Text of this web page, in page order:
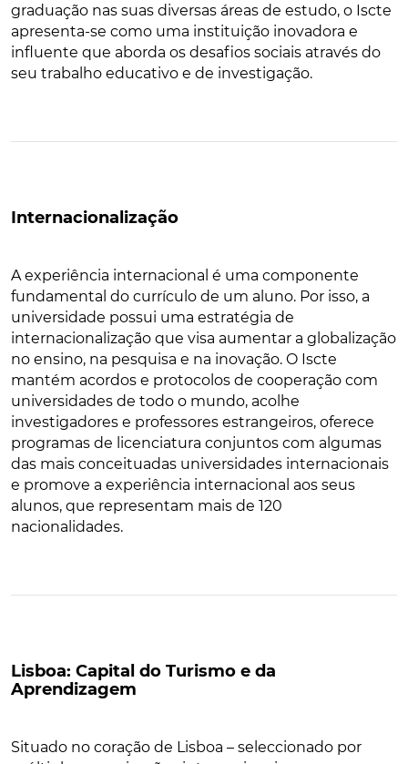
graduação nas suas diversas áreas de estudo, o Iscte
apresenta-se como uma instituição inovadora e
influente que aborda os desafios sociais através do
seu trabalho educativo e de investigação.
Internacionalização
A experiência internacional é uma componente
fundamental do currículo de um aluno. Por isso, a
universidade possui uma estratégia de
internacionalização que visa aumentar a globalização
no ensino, na pesquisa e na inovação. O Iscte
mantém acordos e protocolos de cooperação com
universidades de todo o mundo, acolhe
investigadores e professores estrangeiros, oferece
programas de licenciatura conjuntos com algumas
das mais conceituadas universidades internacionais
e promove a experiência internacional aos seus
alunos, que representam mais de 120
nacionalidades.
Lisboa: Capital do Turismo e da
Aprendizagem
Situado no coração de Lisboa – seleccionado por